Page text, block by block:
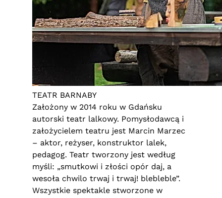
TEATR BARNABY
Założony w 2014 roku w Gdańsku
autorski teatr lalkowy. Pomysłodawcą i
założycielem teatru jest Marcin Marzec
– aktor, reżyser, konstruktor lalek,
pedagog. Teatr tworzony jest według
myśli: „smutkowi i złości opór daj, a
wesoła chwilo trwaj i trwaj! blebleble”.
Wszystkie spektakle stworzone w